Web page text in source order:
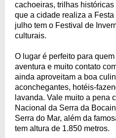
cachoeiras, trilhas
que a cidade realiza a
julho tem o Festival de
culturais.
O lugar é perfeito para
aventura e muito contato
ainda aproveitam a boa
aconchegantes, hotéis-
lavanda. Vale muito a pena
Nacional da Serra da
Serra do Mar, além da
tem altura de 1.850 metros.